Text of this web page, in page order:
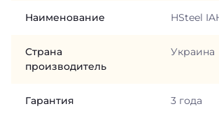
Наименование HSteel
Страна
производитель
Украина
Гарантия 3 года